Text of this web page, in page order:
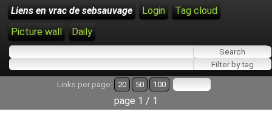
Liens en vrac de sebsauvage Login
Tag cloud
Picture wall
Daily
Links per page: 20 50 100
page 1 / 1